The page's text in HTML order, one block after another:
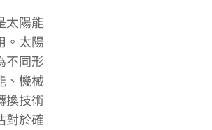
太陽能
。太陽
不同形
、機械
換技術
對於確